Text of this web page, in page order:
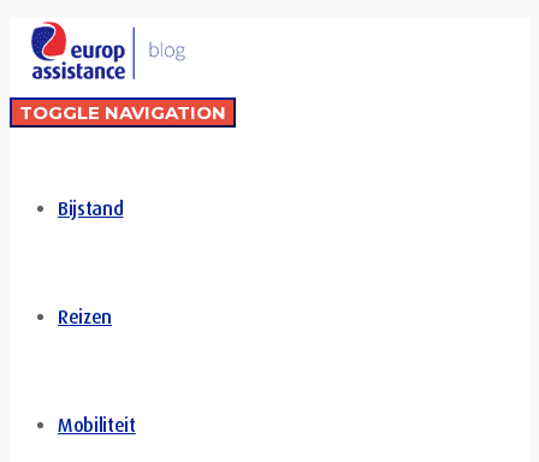
TOGGLE NAVIGATION
Bijstand
Reizen
Mobiliteit